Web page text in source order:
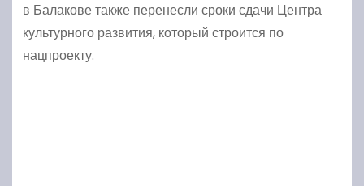
в Балакове также перенесли сроки сдачи Центра
культурного развития, который строится по
нацпроекту.